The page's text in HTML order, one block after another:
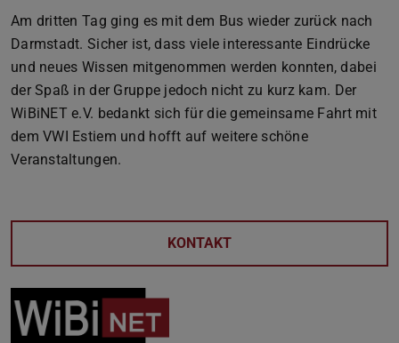
Am dritten Tag ging es mit dem Bus wieder zurück nach
Darmstadt. Sicher ist, dass viele interessante Eindrücke
und neues Wissen mitgenommen werden konnten, dabei
der Spaß in der Gruppe jedoch nicht zu kurz kam. Der
WiBiNET e.V. bedankt sich für die gemeinsame Fahrt mit
dem VWI Estiem und hofft auf weitere schöne
Veranstaltungen.
KONTAKT